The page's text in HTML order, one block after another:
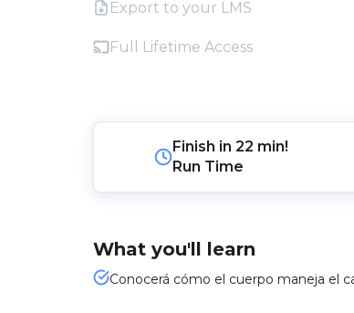
Export to your LMS
Full Lifetime Access
Finish in 22 min!
Run Time
What you'll learn
Conocerá cómo el cuerpo maneja el